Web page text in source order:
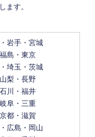
ます。
岩手・宮城
島・東京
埼玉・茨城
梨・長野
川・福井
阜・三重
都・滋賀
広島・岡山